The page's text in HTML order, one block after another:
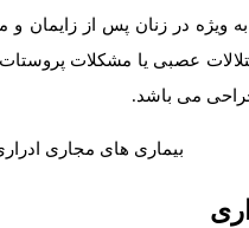
به ویژه در زنان پس از
عصبی یا مشکلات
می باشد.